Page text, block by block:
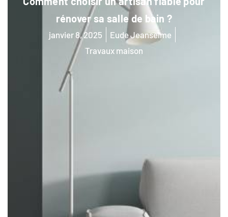
rénover sa salle de bain ?
janvier 8, 2025
Eude Jeanselme
Travaux maison